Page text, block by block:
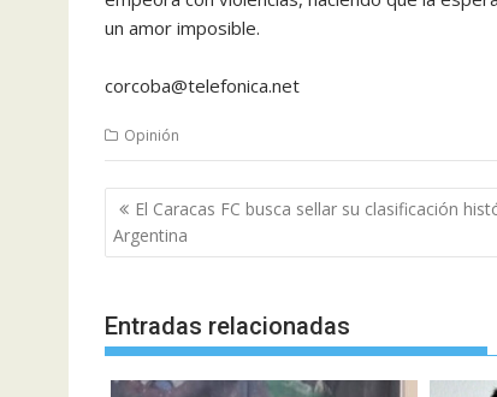
un amor imposible.
corcoba@telefonica.net
Opinión
Navegación
de
entradas
El Caracas FC busca sellar su clasificación
Argentina
Entradas relacionadas